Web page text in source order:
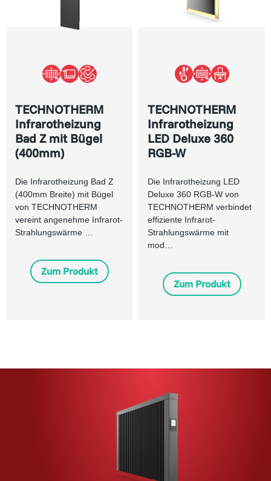
TECHNOTHERM
Infrarotheizung
Bad Z mit Bügel
(400mm)
Die Infrarotheizung Bad Z
(400mm Breite) mit Bügel
von TECHNOTHERM
vereint angenehme Infrarot-
Strahlungswärme …
Zum Produkt
TECHNOTHERM
Infrarotheizung
LED Deluxe 360
RGB-W
Die Infrarotheizung LED
Deluxe 360 RGB-W von
TECHNOTHERM verbindet
effiziente Infrarot-
Strahlungswärme mit
mod…
Zum Produkt